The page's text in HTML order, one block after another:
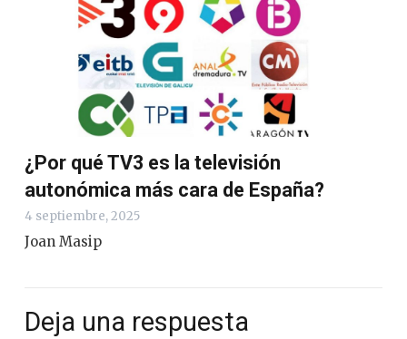
¿Por qué TV3 es la televisión
autonómica más cara de España?
4 septiembre, 2025
Joan Masip
Deja una respuesta